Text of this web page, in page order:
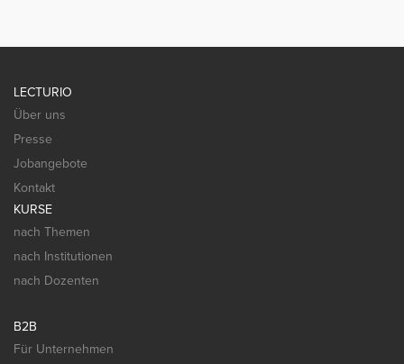
LECTURIO
Über uns
Presse
Jobangebote
Kontakt
KURSE
nach Themen
nach Institutionen
nach Dozenten
B2B
Für Unternehmen